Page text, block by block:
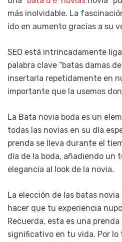
más inolvidable. La
ido en aumento gracias a su
SEO está intrincadamente
palabra clave “batas damas
insertarla repetidamente en
importante que la usemos
La Bata novia boda es un
todas las novias en su día
prenda se lleva durante el
día de la boda, añadiendo un
elegancia al look de la novia.
La elección de las batas
hacer que tu experiencia
Recuerda, esta es una
significativo en tu vida. Por lo